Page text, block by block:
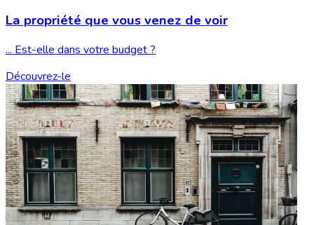
La propriété que vousvenez de voir
... Est-elle dans votre budget ?
Découvrez-le